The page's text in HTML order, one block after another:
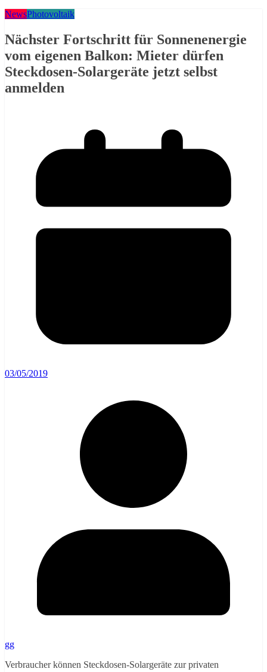
NewsPhotovoltaik
Nächster Fortschritt für Sonnenenergie
vom eigenen Balkon: Mieter dürfen
Steckdosen-Solargeräte jetzt selbst
anmelden
03/05/2019
gg
Verbraucher können Steckdosen-Solargeräte zur privaten